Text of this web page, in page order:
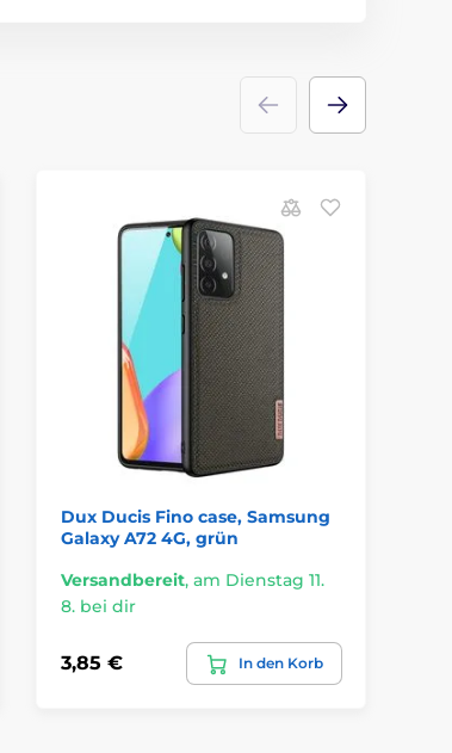
Dux Ducis Fino case, Samsung
Galaxy A72 4G, grün
Versandbereit, am Dienstag 11.
8. bei dir
3,85 € In den Korb